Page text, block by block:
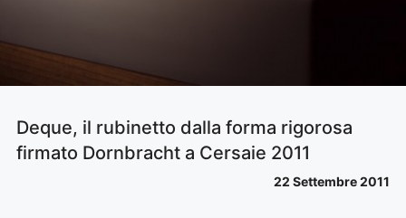
Deque, il rubinetto dalla forma rigorosa
firmato Dornbracht a Cersaie 2011
22 Settembre 2011